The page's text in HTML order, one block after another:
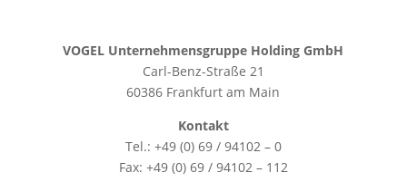
VOGEL Unternehmensgruppe Holding GmbH
Carl-Benz-Straße 21
60386 Frankfurt am Main
Kontakt
Tel.: +49 (0) 69 / 94102 – 0
Fax: +49 (0) 69 / 94102 – 112